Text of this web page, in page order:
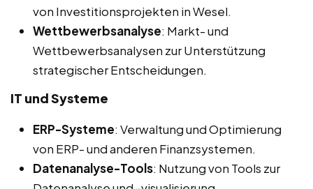
von Investitionsprojekten in Wesel.
Wettbewerbsanalyse: Markt- und
Wettbewerbsanalysen zur Unterstützung
strategischer Entscheidungen.
IT und Systeme
ERP-Systeme: Verwaltung und Optimierung
von ERP- und anderen Finanzsystemen.
Datenanalyse-Tools: Nutzung von Tools zur